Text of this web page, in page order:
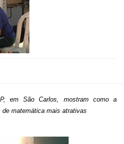
em São Carlos, mostram como a
matemática mais atrativas